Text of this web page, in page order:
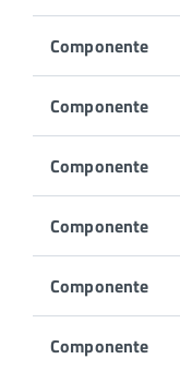
Commissione
Albo
Medici:
Componente
Componente
Componente
Componente
Componente
Componente